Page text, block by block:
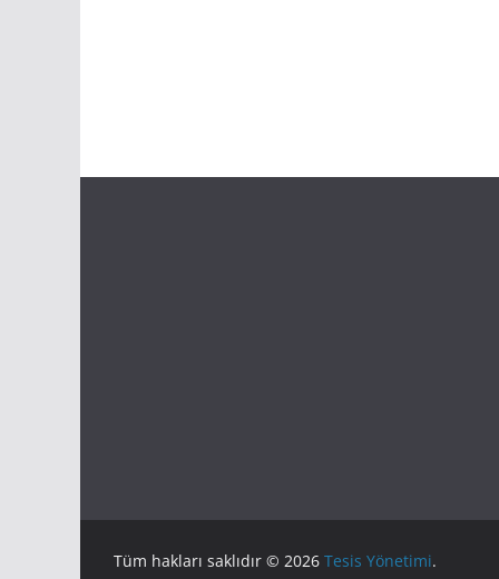
Tüm hakları saklıdır © 2026 Tesis Yönetimi.